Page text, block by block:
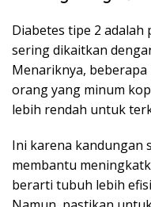
Diabetes tipe 2 adalah
sering dikaitkan
Menariknya,
orang yang minum
lebih rendah untuk
Ini karena kandungan
membantu
berarti tubuh lebih